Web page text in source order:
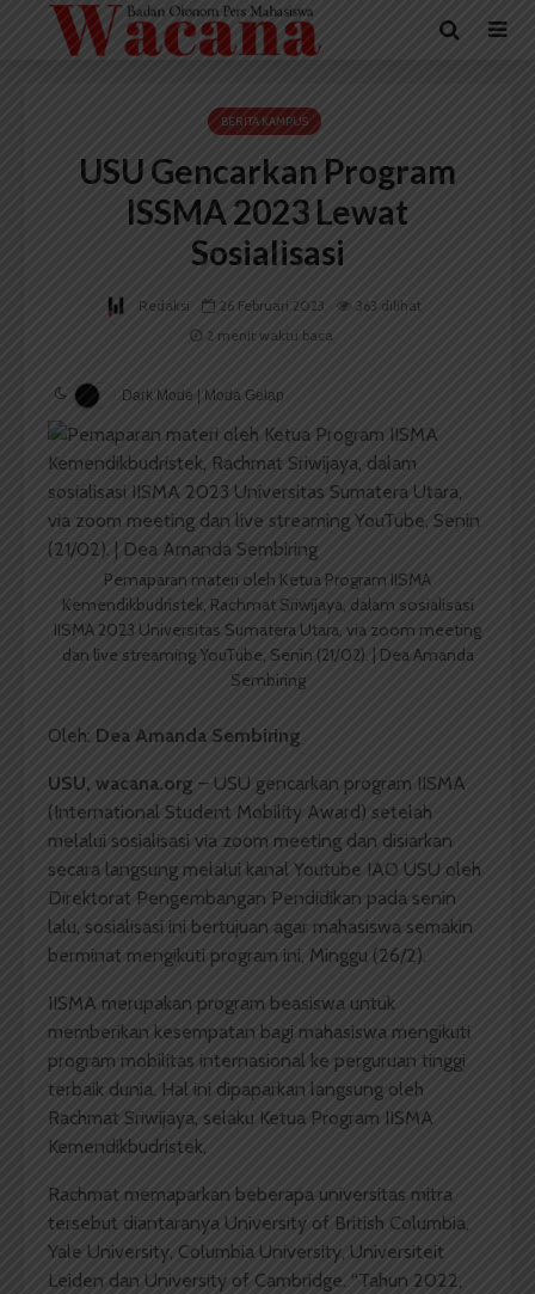
BERITA KAMPUS
USU Gencarkan Program
ISSMA 2023 Lewat
Sosialisasi
Redaksi 26 Februari 2023
363 dilihat
2 menit waktu baca
Dark Mode | Moda Gelap
Pemaparan materi oleh Ketua Program IISMA
Kemendikbudristek, Rachmat Sriwijaya, dalam sosialisasi
IISMA 2023 Universitas Sumatera Utara, via zoom meeting
dan live streaming YouTube, Senin (21/02). | Dea Amanda
Sembiring
Oleh: Dea Amanda Sembiring
USU, wacana.org – USU gencarkan program IISMA
(International Student Mobility Award) setelah
melalui sosialisasi via zoom meeting dan disiarkan
secara langsung melalui kanal Youtube IAO USU oleh
Direktorat Pengembangan Pendidikan pada senin
lalu, sosialisasi ini bertujuan agar mahasiswa semakin
berminat mengikuti program ini, Minggu (26/2).
IISMA merupakan program beasiswa untuk
memberikan kesempatan bagi mahasiswa mengikuti
program mobilitas internasional ke perguruan tinggi
terbaik dunia. Hal ini dipaparkan langsung oleh
Rachmat Sriwijaya, selaku Ketua Program IISMA
Kemendikbudristek,
Rachmat memaparkan beberapa universitas mitra
tersebut diantaranya University of British Columbia,
Yale University, Columbia University, Universiteit
Leiden dan University of Cambridge. “Tahun 2022,